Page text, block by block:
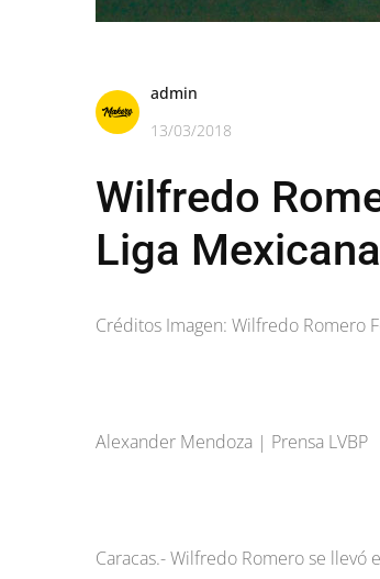
admin
13/03/2018
Wilfredo
Liga
Créditos Imagen: Wilfredo Romero
Alexander Mendoza | Prensa LVBP
Caracas.- Wilfredo Romero se llevó